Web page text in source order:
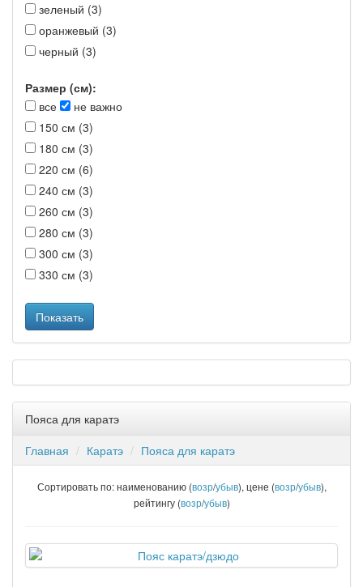
зеленый (3)
оранжевый (3)
черный (3)
Размер (см):
все
не важно
150 см (3)
180 см (3)
220 см (6)
240 см (3)
260 см (3)
280 см (3)
300 см (3)
330 см (3)
Пояса для каратэ
Главная
Каратэ Пояса для каратэ
Сортировать по: наименованию (возр/убыв), цене (возр/убыв),
рейтингу (возр/убыв)